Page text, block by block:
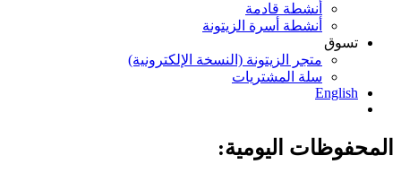
أنشطة قادمة
أنشطة أسرة الزيتونة
تسوق
متجر الزيتونة (النسخة الإلكترونية)
سلة المشتريات
English
المحفوظات اليومية: